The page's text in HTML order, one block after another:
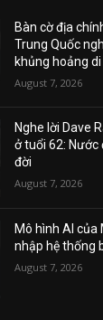
Bàn cờ địa
Trung Quốc
khủng hoảng
August 7, 2026
Nghe lời Dave
ở tuổi 62: Nước
đời
August 7, 2026
Mô hình AI
nhập hệ thống
August 7, 2026